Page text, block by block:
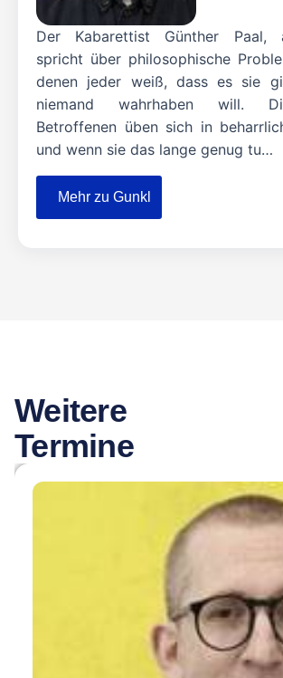
Der Kabarettist Günther Paal,
spricht über philosophische
denen jeder weiß, dass es sie
niemand wahrhaben will.
Betroffenen üben sich in
und wenn sie das lange genug tu…
Mehr zu Gunkl
Weitere
Termine